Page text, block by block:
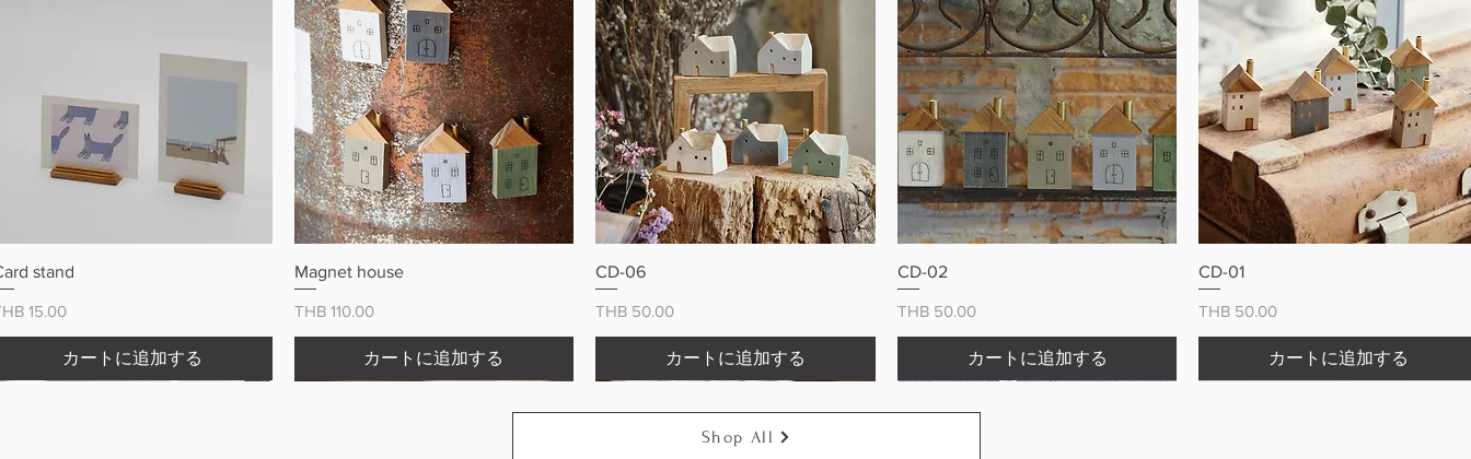
stand
格 15.00
カートに追加する
クイックビュー
Magnet house
価格
THB 110.00
カートに追加する
CD-06
価格
THB 50.00
カートに追加する
CD-02
価格
THB 50.00
カートに追加する
CD-01
価格
THB 50.00
カートに追加する
Shop All